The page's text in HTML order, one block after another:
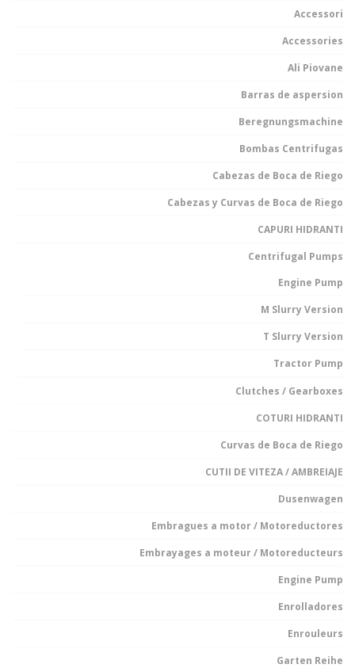
Accessori
Accessories
Ali Piovane
Barras de aspersion
Beregnungsmachine
Bombas Centrifugas
Cabezas de Boca de Riego
Cabezas y Curvas de Boca de Riego
CAPURI HIDRANTI
Centrifugal Pumps
Engine Pump
M Slurry Version
T Slurry Version
Tractor Pump
Clutches / Gearboxes
COTURI HIDRANTI
Curvas de Boca de Riego
CUTII DE VITEZA / AMBREIAJE
Dusenwagen
Embragues a motor / Motoreductores
Embrayages a moteur / Motoreducteurs
Engine Pump
Enrolladores
Enrouleurs
Garten Reihe